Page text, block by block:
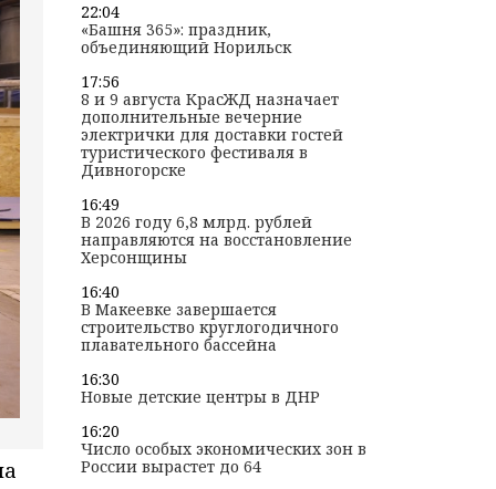
22:04
«Башня 365»: праздник,
объединяющий Норильск
17:56
8 и 9 августа КрасЖД назначает
дополнительные вечерние
электрички для доставки гостей
туристического фестиваля в
Дивногорске
16:49
В 2026 году 6,8 млрд. рублей
направляются на восстановление
Херсонщины
16:40
В Макеевке завершается
строительство круглогодичного
плавательного бассейна
16:30
Новые детские центры в ДНР
16:20
Число особых экономических зон в
России вырастет до 64